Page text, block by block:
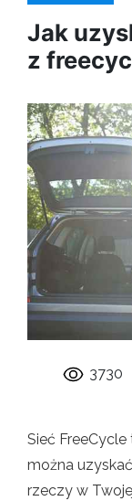
Jak
z
3730
Sieć
można
rzeczy w